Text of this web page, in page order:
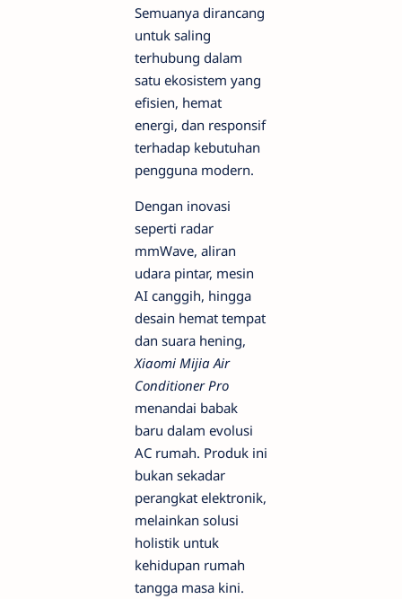
Semuanya dirancang
untuk saling
terhubung dalam
satu ekosistem yang
efisien, hemat
energi, dan responsif
terhadap kebutuhan
pengguna modern.
Dengan inovasi
seperti radar
mmWave, aliran
udara pintar, mesin
AI canggih, hingga
desain hemat tempat
dan suara hening,
Xiaomi Mijia Air
Conditioner Pro
menandai babak
baru dalam evolusi
AC rumah. Produk ini
bukan sekadar
perangkat elektronik,
melainkan solusi
holistik untuk
kehidupan rumah
tangga masa kini.